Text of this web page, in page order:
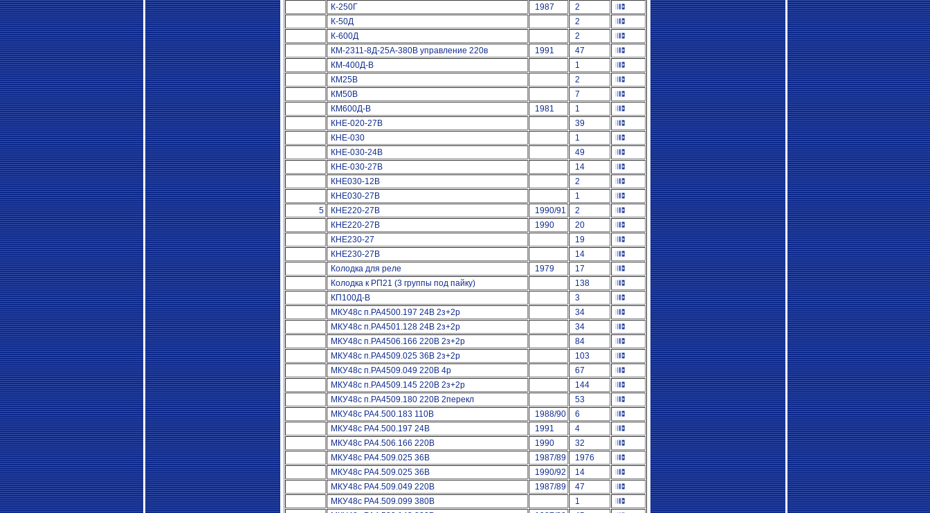
К-250Г
1987
2
К-50Д
2
К-600Д
2
КМ-2311-8Д-25А-380В управление 220в
1991
47
КМ-400Д-В
1
КМ25В
2
КМ50В
7
КМ600Д-В
1981
1
КНЕ-020-27В
39
КНЕ-030
1
КНЕ-030-24В
49
КНЕ-030-27В
14
КНЕ030-12В
2
КНЕ030-27В
1
5
КНЕ220-27В 1990/91
2
КНЕ220-27В
1990
20
КНЕ230-27
19
КНЕ230-27В
14
Колодка для реле
1979
17
Колодка к РП21 (3 группы под пайку)
138
КП100Д-В
3
МКУ48с п.РА4500.197 24В 2з+2р
34
МКУ48с п.РА4501.128 24В 2з+2р
34
МКУ48с п.РА4506.166 220В 2з+2р
84
МКУ48с п.РА4509.025 36В 2з+2р
103
МКУ48с п.РА4509.049 220В 4р
67
МКУ48с п.РА4509.145 220В 2з+2р
144
МКУ48с п.РА4509.180 220В 2перекл
53
МКУ48с РА4.500.183 110В
1988/90
6
МКУ48с РА4.500.197 24В
1991
4
МКУ48с РА4.506.166 220В
1990
32
МКУ48с РА4.509.025 36В
1987/89
1976
МКУ48с РА4.509.025 36В
1990/92
14
МКУ48с РА4.509.049 220В
1987/89
47
МКУ48с РА4.509.099 380В
1